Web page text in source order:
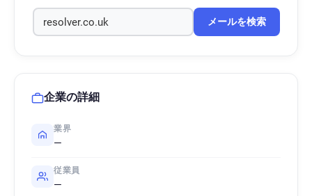
メールを検索
企業の詳細
業界
—
従業員
—